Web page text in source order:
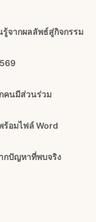
จากผลลัพธ์สู่กิจกรรม
คนมีส่วนร่วม
ร้อมไฟล์ Word
กปัญหาที่พบจริง